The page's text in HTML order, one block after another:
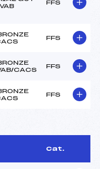
FFS
FFS
CACS
FFS
FFS
Cat.